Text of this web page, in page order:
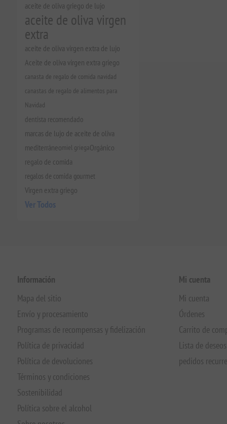
aceite de oliva griego de lujo
aceite de oliva virgen
extra
aceite de oliva virgen extra de lujo
Aceite de oliva virgen extra griego
canasta de regalo de comida navidad
canastas de regalo de alimentos para
Navidad
dentista recomendado
marcas de lujo de aceite de oliva
mediterráneomiel griegaOrgánico
regalo de comida
regalos de comida gourmet
Virgen extra griego
Ver Todos
Información
Mapa del sitio
Envío y procesamiento
Programas de recompensas y fidelización
Política de privacidad
Política de devoluciones
Términos y condiciones
Sostenibilidad
Política sobre el alcohol
Mi cuenta
Mi cuenta
Órdenes
Carrito de
Lista de deseos
pedidos